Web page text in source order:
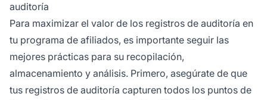
auditoría
Para maximizar el valor de los registros de auditoría en
tu programa de afiliados, es importante seguir las
mejores prácticas para su recopilación,
almacenamiento y análisis. Primero, asegúrate de que
tus registros de auditoría capturen todos los puntos de